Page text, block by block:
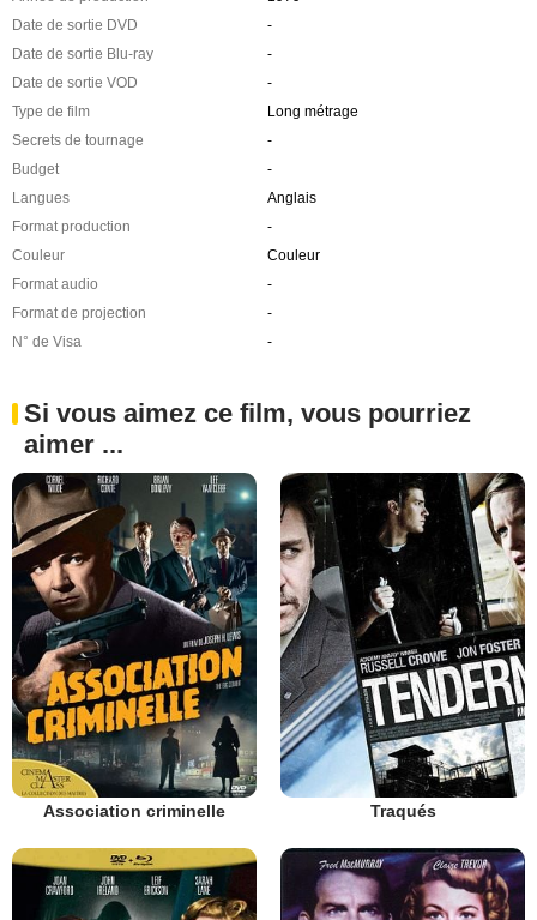
Date de sortie DVD
-
Date de sortie Blu-ray
-
Date de sortie VOD
-
Type de film
Long métrage
Secrets de tournage
-
Budget
-
Langues
Anglais
Format production
-
Couleur
Couleur
Format audio
-
Format de projection
-
N° de Visa
-
Si vous aimez ce film, vous pourriez
aimer ...
Association criminelle Traqués